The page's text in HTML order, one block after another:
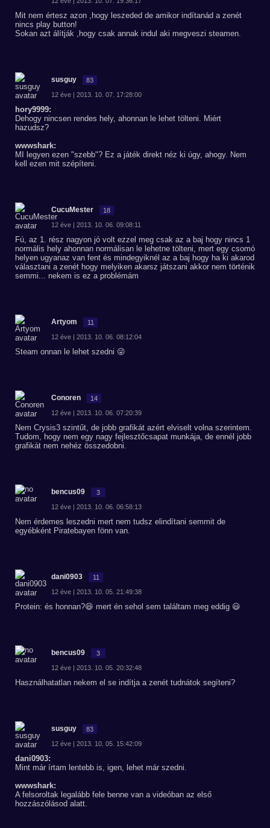
Mit nem értesz azon ,hogy leszeded de amikor indítanád a zenét
nincs play button!
Sokan azt álítják ,hogy csak annak indul aki megveszi steamen.
susguy 83
12 éve | 2013. 10. 07. 17:28:00
hory9999:
Dehogy nincsen rendes hely, ahonnan le lehet tölteni. Miért
hazudsz?
wwwshark:
MI legyen ezen "szebb"? Ez a játék direkt néz ki úgy, ahogy. Nem
kell ezen mit szépíteni.
CucuMester 18
12 éve | 2013. 10. 06. 09:08:11
Fú, az 1. rész nagyon jó volt ezzel meg csak az a baj hogy nincs 1
normális hely ahonnan normálisan le lehetne tölteni, mert egy csomó
helyen ugyanaz van fent és mindegyiknél az a baj hogy ha ki akarod
választani a zenét hogy melyiken akarsz játszani akkor nem történik
semmi... nekem is ez a problémám
Artyom 11
12 éve | 2013. 10. 06. 08:12:04
Steam onnan le lehet szedni 😜
Conoren 14
12 éve | 2013. 10. 06. 07:20:39
Nem Crysis3 szintűt, de jobb grafikát azért elviselt volna szerintem.
Tudom, hogy nem egy nagy fejlesztőcsapat munkája, de ennél jobb
grafikát nem nehéz összedobni.
bencus09 3
12 éve | 2013. 10. 06. 06:58:13
Nem érdemes leszedni mert nem tudsz elindítani semmit de
egyébként Piratebayen fönn van.
dani0903 11
12 éve | 2013. 10. 05. 21:49:38
Protein: és honnan?😆 mert én sehol sem találtam meg eddig 😃
bencus09 3
12 éve | 2013. 10. 05. 20:32:48
Használhatatlan nekem el se indítja a zenét tudnátok segíteni?
susguy 83
12 éve | 2013. 10. 05. 15:42:09
dani0903:
Mint már írtam lentebb is, igen, lehet már szedni.
wwwshark:
A felsoroltak legalább fele benne van a videóban az első
hozzászólásod alatt.